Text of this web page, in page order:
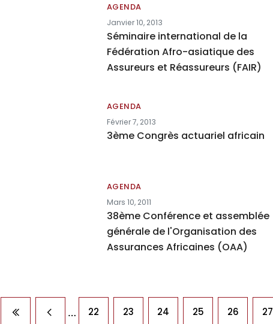
AGENDA
Janvier 10, 2013
Séminaire international de la
Fédération Afro-asiatique des
Assureurs et Réassureurs (FAIR)
AGENDA
Février 7, 2013
3ème Congrès actuariel africain
AGENDA
Mars 10, 2011
38ème Conférence et assemblée
générale de l'Organisation des
Assurances Africaines (OAA)
Pagination
Première page
Page précédente
… 22 23 24 25 26 27